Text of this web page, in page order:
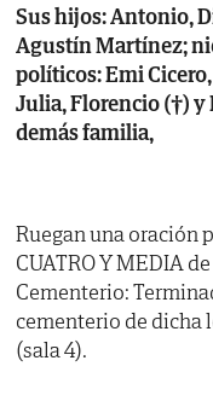
Sus hijos: Antonio,
Agustín Martínez;
políticos: Emi
Julia, Florencio (†)
demás familia,
Ruegan una oración
CUATRO Y MEDIA
Cementerio:
cementerio de dicha
(sala 4).